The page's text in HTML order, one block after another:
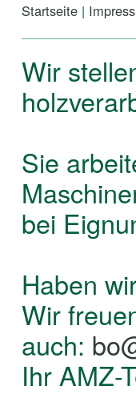
Startseite|
Wir
Sie
bei
Haben
Wir
auch:
Ihr AMZ-